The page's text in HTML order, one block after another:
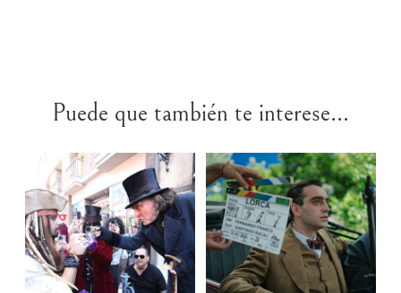
Puede que también te interese...